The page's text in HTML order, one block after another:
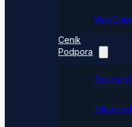
Ceník
Podpora
Znalostní